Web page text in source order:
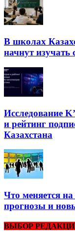
В школах
начнут изучать
Исследование
и рейтинг
Казахстана
Что меняется
прогнозы и
ВЫБОР